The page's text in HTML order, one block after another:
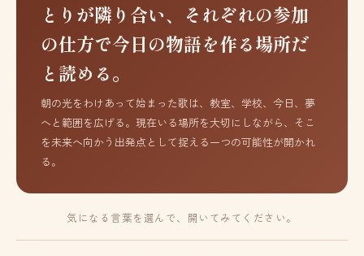
とりが隣り合い、それぞれの参加
の仕方で今日の物語を作る場所だ
と読める。
朝の光をわけあって始まった歌は、教室、学校、今日、夢
へと範囲を広げる。現在いる場所を大切にしながら、そこ
を未来へ向かう出発点として捉える一つの可能性が開かれ
る。
気になる言葉を選んで、開いてみてください。